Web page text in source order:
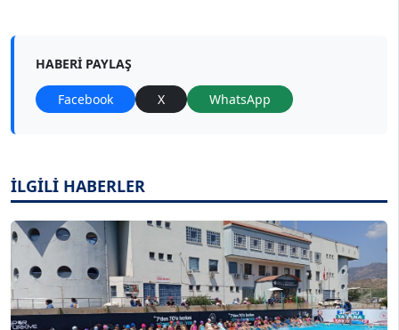
HABERI PAYLAŞ
Facebook X WhatsApp
İLGİLİ HABERLER